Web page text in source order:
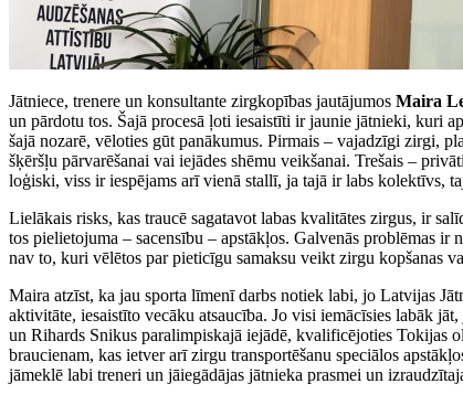
Jātniece, trenere un konsultante zirgkopības jautājumos Maira
un pārdotu tos. Šajā procesā ļoti iesaistīti ir jaunie jātnieki, kuri
šajā nozarē, vēloties gūt panākumus. Pirmais – vajadzīgi zirgi,
šķēršļu pārvarēšanai vai iejādes shēmu veikšanai. Trešais –
loģiski, viss ir iespējams arī vienā stallī, ja tajā ir labs kolektīvs,
Lielākais risks, kas traucē sagatavot labas kvalitātes zirgus, ir
tos pielietojuma – sacensību – apstākļos. Galvenās problēmas
nav to, kuri vēlētos par pieticīgu samaksu veikt zirgu kopšanas
Maira atzīst, ka jau sporta līmenī darbs notiek labi, jo Latvijas
aktivitāte, iesaistīto vecāku atsaucība. Jo visi iemācīsies labāk
un Rihards Snikus paralimpiskajā iejādē, kvalificējoties Tokijas
braucienam, kas ietver arī zirgu transportēšanu speciālos
jāmeklē labi treneri un jāiegādājas jātnieka prasmei un